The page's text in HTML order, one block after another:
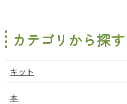
カテゴリから探す
キット
本